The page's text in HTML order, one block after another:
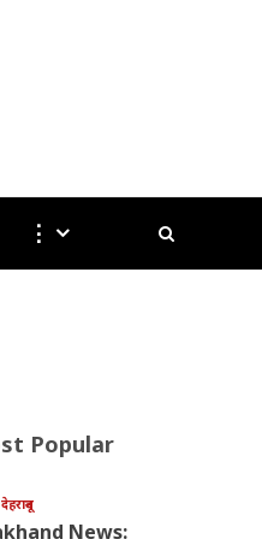
⋮
Popular
देहरादून
News: